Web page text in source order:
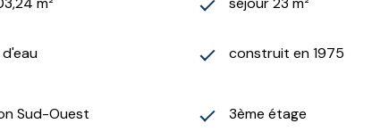
d'eau construit en 1975
Sud-Ouest 3ème étage